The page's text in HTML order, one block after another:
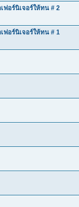
ฟอร์นิเจอร์ให้ทน # 2
ฟอร์นิเจอร์ให้ทน # 1